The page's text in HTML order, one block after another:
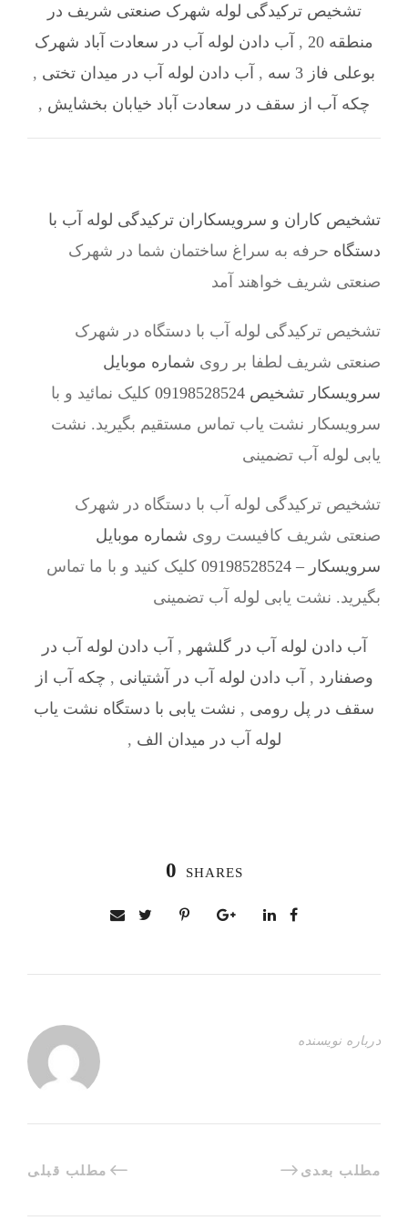
تشخیص ترکیدگی لوله شهرک صنعتی شریف در
منطقه 20
, آب دادن لوله آب در سعادت آباد شهرک
بوعلی فاز 3 سه
, آب دادن لوله آب در میدان تختی ,
چکه آب از سقف در سعادت آباد خیابان بخشایش ,
تشخیص کاران و سرویسکاران ترکیدگی لوله آب با
دستگاه حرفه به سراغ ساختمان شما در شهرک
صنعتی شریف خواهند آمد
تشخیص ترکیدگی لوله آب با دستگاه در شهرک
صنعتی شریف لطفا بر روی شماره موبایل
سرویسکار تشخیص 09198528524
کلیک نمائید و با
سرویسکار نشت یاب تماس مستقیم بگیرید. نشت
یابی لوله آب تضمینی
تشخیص ترکیدگی لوله آب با دستگاه در شهرک
صنعتی شریف کافیست روی شماره موبایل
سرویسکار – 09198528524
کلیک کنید و با ما تماس
بگیرید. نشت یابی لوله آب تضمینی
آب دادن لوله آب در گلشهر , آب دادن لوله آب در
وصفنارد , آب دادن لوله آب در آشتیانی , چکه آب از
سقف در پل رومی , نشت یابی با دستگاه نشت یاب
لوله آب در میدان الف ,
0 SHARES
درباره نویسنده
مطلب قبلی مطلب بعدی